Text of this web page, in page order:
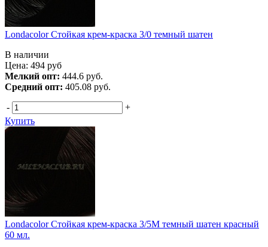
Londacolor Стойкая крем-краска 3/0 темный шатен
В наличии
Цена: 494 руб
Мелкий опт: 444.6 руб.
Средний опт: 405.08 руб.
-
+
Купить
Londacolor Стойкая крем-краска 3/5М темный шатен красный
60 мл.